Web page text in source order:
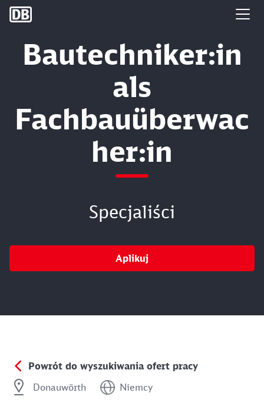
DB Group
Bautechniker:in
als
Fachbauüberwac
her:in
Specjaliści
Aplikuj
Powrót do wyszukiwania ofert pracy
Donauwörth
Niemcy